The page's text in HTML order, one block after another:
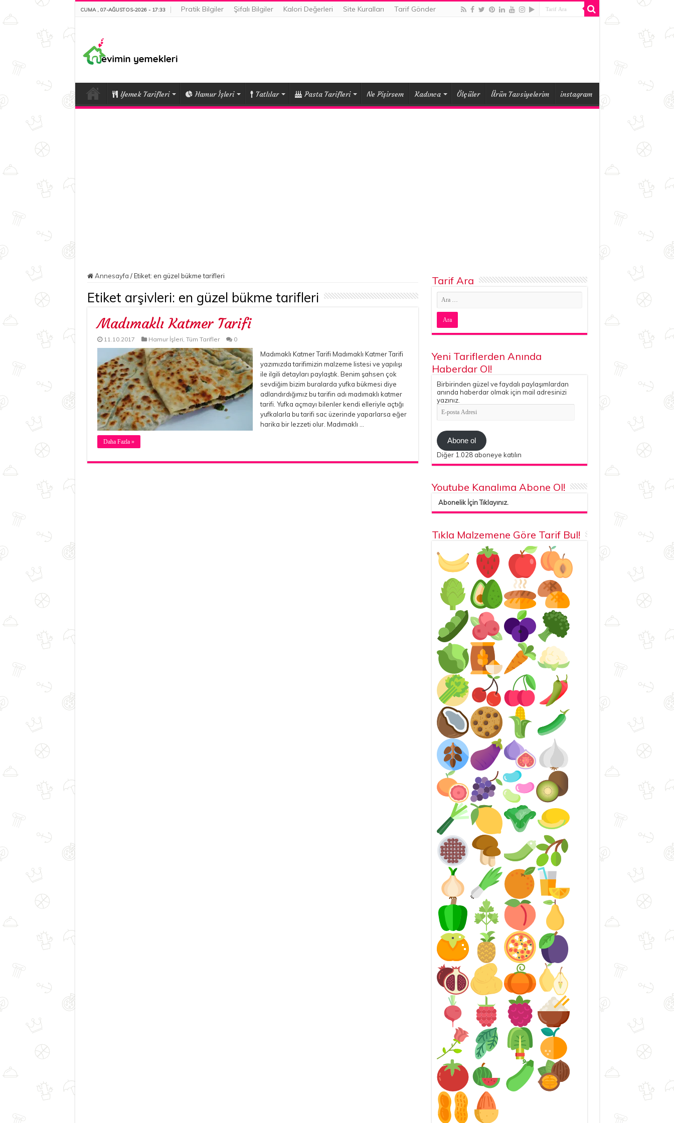
CUMA , 07-AĞUSTOS-2026 - 17:33 Pratik Bilgiler Şifalı Bilgiler Kalori Değerleri Site Kuralları Tarif Gönder
Yemek Tarifleri Hamur İşleri Tatlılar Pasta Tarifleri Ne Pişirsem Kadınca Ölçüler Ürün Tavsiyelerim instagram
Annesayfa / Etiket: en güzel bükme tarifleri
Etiket arşivleri: en güzel bükme tarifleri
Madımaklı Katmer Tarifi
11.10.2017 Hamur İşleri, Tüm Tarifler 0
Madımaklı Katmer Tarifi Madımaklı Katmer Tarifi
yazımızda tarifimizin malzeme listesi ve yapılışı
ile ilgili detayları paylaştık. Benim şahsen çok
sevdiğim bizim buralarda yufka bükmesi diye
adlandırdığımız bu tarifin adı madımaklı katmer
tarifi. Yufka açmayı bilenler kendi elleriyle açtığı
yufkalarla bu tarifi sac üzerinde yaparlarsa eğer
harika bir lezzeti olur. Madımaklı …
Daha Fazla »
Tarif Ara
Yeni Tariflerden Anında
Haberdar Ol!
Birbirinden güzel ve faydalı paylaşımlardan
anında haberdar olmak için mail adresinizi
yazınız.
E-
posta
Abone ol
Diğer 1.028 aboneye katılın
Youtube Kanalıma Abone Ol!
Abonelik İçin Tıklayınız.
Tıkla Malzemene Göre Tarif Bul!